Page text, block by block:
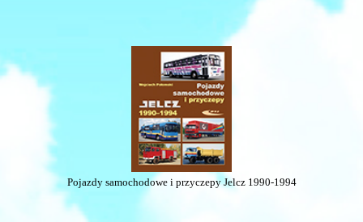
Pojazdy samochodowe i przyczepy Jelcz 1990-1994